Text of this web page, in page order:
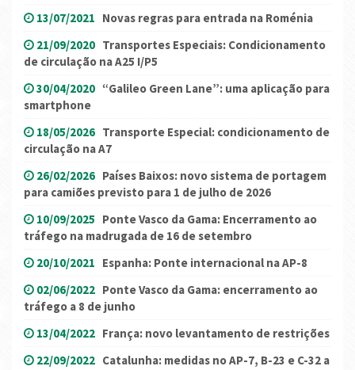
13/07/2021 Novas regras para entrada na Roménia
21/09/2020 Transportes Especiais: Condicionamento
de circulação na A25 I/P5
30/04/2020 “Galileo Green Lane”: uma aplicação para
smartphone
18/05/2026 Transporte Especial: condicionamento de
circulação na A7
26/02/2026 Países Baixos: novo sistema de portagem
para camiões previsto para 1 de julho de 2026
10/09/2025 Ponte Vasco da Gama: Encerramento ao
tráfego na madrugada de 16 de setembro
20/10/2021 Espanha: Ponte internacional na AP-8
02/06/2022 Ponte Vasco da Gama: encerramento ao
tráfego a 8 de junho
13/04/2022 França: novo levantamento de restrições
22/09/2022 Catalunha: medidas no AP-7, B-23 e C-32 a